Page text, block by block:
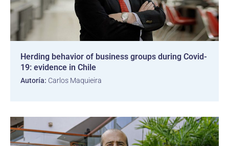
Herding behavior of business groups during Covid-
19: evidence in Chile
Autoría: Carlos Maquieira